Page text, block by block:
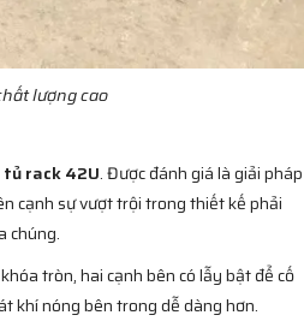
lượng cao
tủ rack 42U. Được đánh giá là giải pháp
cạnh sự vượt trội trong thiết kế phải
chúng.
tròn, hai cạnh bên có lẫy bật để cố
khí nóng bên trong dễ dàng hơn.